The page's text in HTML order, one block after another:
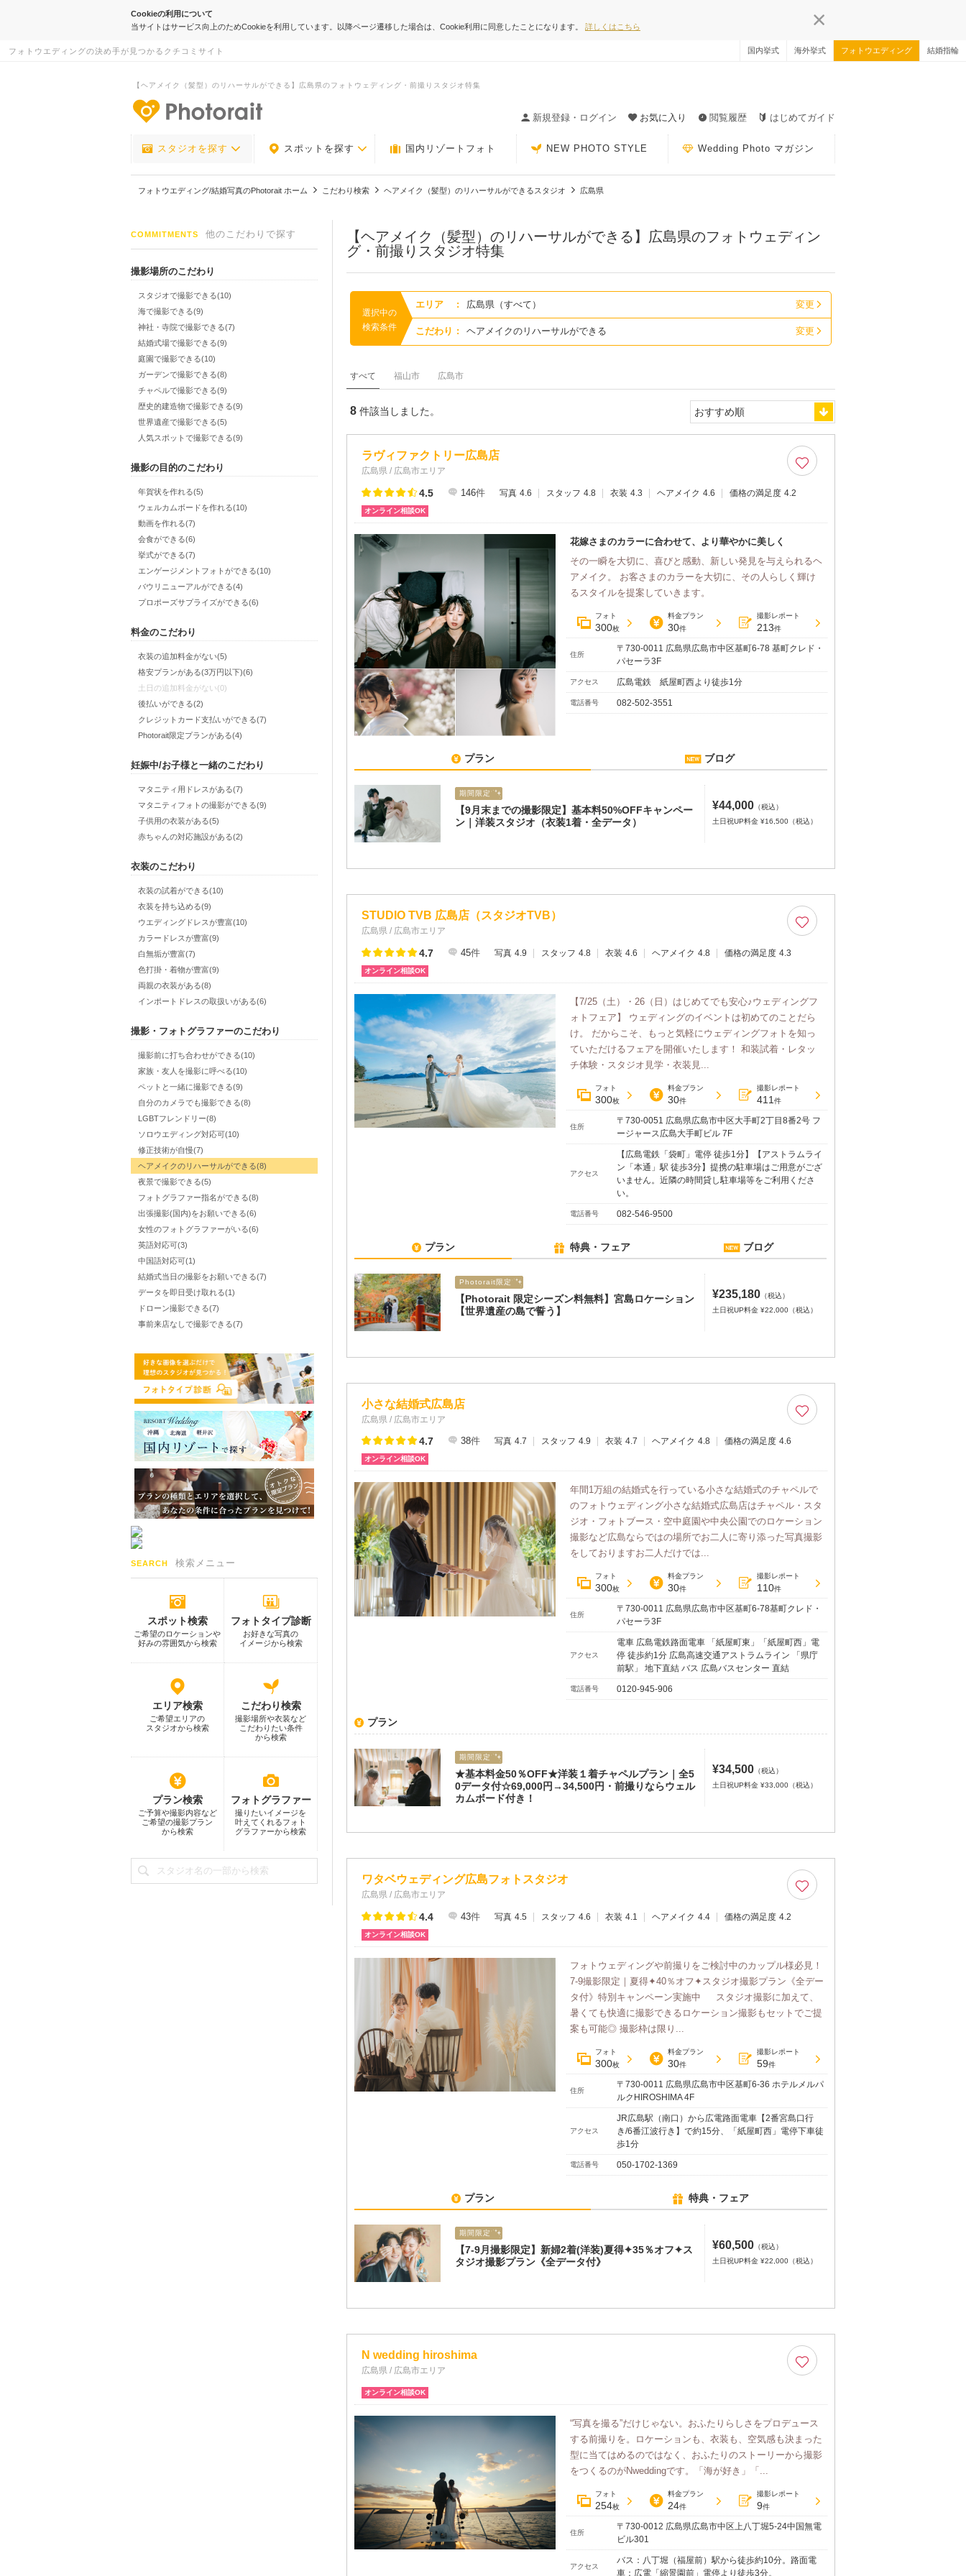
Cookieの利用について
当サイトはサービス向上のためCookieを利用しています。以降ページ遷移した場合は、Cookie利用に同意したことになります。 詳しくはこちら
フォトウエディングの決め手が見つかるクチコミサイト 国内挙式 海外挙式 フォトウエディング 結婚指輪
【ヘアメイク（髪型）のリハーサルができる】広島県のフォトウェディング・前撮りスタジオ特集
新規登録・ログイン
お気に入り 閲覧履歴 はじめてガイド
スタジオを探す スポットを探す 国内リゾートフォト NEW PHOTO STYLE Wedding Photo マガジン
フォトウエディング/結婚写真のPhotorait ホーム こだわり検索 ヘアメイク（髪型）のリハーサルができるスタジオ 広島県
COMMITMENTS 他のこだわりで探す
撮影場所のこだわり
スタジオで撮影できる(10)
海で撮影できる(9)
神社・寺院で撮影できる(7)
結婚式場で撮影できる(9)
庭園で撮影できる(10)
ガーデンで撮影できる(8)
チャペルで撮影できる(9)
歴史的建造物で撮影できる(9)
世界遺産で撮影できる(5)
人気スポットで撮影できる(9)
撮影の目的のこだわり
年賀状を作れる(5)
ウェルカムボードを作れる(10)
動画を作れる(7)
会食ができる(6)
挙式ができる(7)
エンゲージメントフォトができる(10)
バウリニューアルができる(4)
プロポーズサプライズができる(6)
料金のこだわり
衣装の追加料金がない(5)
格安プランがある(3万円以下)(6)
土日の追加料金がない(0)
後払いができる(2)
クレジットカード支払いができる(7)
Photorait限定プランがある(4)
妊娠中/お子様と一緒のこだわり
マタニティ用ドレスがある(7)
マタニティフォトの撮影ができる(9)
子供用の衣装がある(5)
赤ちゃんの対応施設がある(2)
衣装のこだわり
衣装の試着ができる(10)
衣装を持ち込める(9)
ウエディングドレスが豊富(10)
カラードレスが豊富(9)
白無垢が豊富(7)
色打掛・着物が豊富(9)
両親の衣装がある(8)
インポートドレスの取扱いがある(6)
撮影・フォトグラファーのこだわり
撮影前に打ち合わせができる(10)
家族・友人を撮影に呼べる(10)
ペットと一緒に撮影できる(9)
自分のカメラでも撮影できる(8)
LGBTフレンドリー(8)
ソロウエディング対応可(10)
修正技術が自慢(7)
ヘアメイクのリハーサルができる(8)
夜景で撮影できる(5)
フォトグラファー指名ができる(8)
出張撮影(国内)をお願いできる(6)
女性のフォトグラファーがいる(6)
英語対応可(3)
中国語対応可(1)
結婚式当日の撮影をお願いできる(7)
データを即日受け取れる(1)
ドローン撮影できる(7)
事前来店なしで撮影できる(7)
SEARCH 検索メニュー
スポット検索
ご希望のロケーションや
好みの雰囲気から検索
フォトタイプ診断
お好きな写真の
イメージから検索
エリア検索
ご希望エリアの
スタジオから検索
こだわり検索
撮影場所や衣装など
こだわりたい条件
から検索
プラン検索
ご予算や撮影内容など
ご希望の撮影プラン
から検索
フォトグラファー
撮りたいイメージを
叶えてくれるフォト
グラファーから検索
【ヘアメイク（髪型）のリハーサルができる】広島県のフォトウェディン
グ・前撮りスタジオ特集
選択中の
検索条件
エリア : 広島県（すべて） 変更
こだわり : ヘアメイクのリハーサルができる 変更
すべて 福山市 広島市
8 件該当しました。
ラヴィファクトリー広島店
広島県 / 広島市エリア
4.5 146件 写真 4.6 スタッフ 4.8 衣装 4.3 ヘアメイク 4.6 価格の満足度 4.2
オンライン相談OK
花嫁さまのカラーに合わせて、より華やかに美しく
その一瞬を大切に、喜びと感動、新しい発見を与えられるヘ
アメイク。 お客さまのカラーを大切に、その人らしく輝け
るスタイルを提案していきます。
フォト
300枚
料金プラン
30件
撮影レポート
213件
住所
〒730-0011 広島県広島市中区基町6-78 基町クレド・
パセーラ3F
アクセス 広島電鉄 紙屋町西より徒歩1分
電話番号 082-502-3551
プラン ブログ
期間限定
【9月末までの撮影限定】基本料50%OFFキャンペー
ン｜洋装スタジオ（衣装1着・全データ）
¥44,000 （税込）
土日祝UP料金 ¥16,500（税込）
STUDIO TVB 広島店（スタジオTVB）
広島県 / 広島市エリア
4.7 45件 写真 4.9 スタッフ 4.8 衣装 4.6 ヘアメイク 4.8 価格の満足度 4.3
オンライン相談OK
【7/25（土）・26（日）はじめてでも安心♪ウェディングフ
ォトフェア】 ウェディングのイベントは初めてのことだら
け。 だからこそ、もっと気軽にウェディングフォトを知っ
ていただけるフェアを開催いたします！ 和装試着・レタッ
チ体験・スタジオ見学・衣装見...
フォト
300枚
料金プラン
30件
撮影レポート
411 件
住所
〒730-0051 広島県広島市中区大手町2丁目8番2号 フ
ージャース広島大手町ビル 7F
アクセス
【広島電鉄「袋町」電停 徒歩1分】【アストラムライ
ン「本通」駅 徒歩3分】提携の駐車場はご用意がござ
いません。近隣の時間貸し駐車場等をご利用くださ
い。
電話番号 082-546-9500
プラン 特典・フェア ブログ
Photorait限定
【Photorait 限定シーズン料無料】宮島ロケーション
【世界遺産の島で誓う】
¥235,180 （税込）
土日祝UP料金 ¥22,000（税込）
小さな結婚式広島店
広島県 / 広島市エリア
4.7 38件 写真 4.7 スタッフ 4.9 衣装 4.7 ヘアメイク 4.8 価格の満足度 4.6
オンライン相談OK
年間1万組の結婚式を行っている小さな結婚式のチャペルで
のフォトウェディング小さな結婚式広島店はチャペル・スタ
ジオ・フォトブース・空中庭園や中央公園でのロケーション
撮影など広島ならではの場所でお二人に寄り添った写真撮影
をしておりますお二人だけでは...
フォト
300枚
料金プラン
30件
撮影レポート
110件
住所
〒730-0011 広島県広島市中区基町6-78基町クレド・
パセーラ3F
アクセス
電車 広島電鉄路面電車 「紙屋町東」「紙屋町西」電
停 徒歩約1分 広島高速交通アストラムライン 「県庁
前駅」 地下直結 バス 広島バスセンター 直結
電話番号 0120-945-906
プラン
期間限定
★基本料金50％OFF★洋装１着チャペルプラン｜全5
0データ付☆69,000円→34,500円・前撮りならウェル
カムボード付き！
¥34,500 （税込）
土日祝UP料金 ¥33,000（税込）
ワタベウェディング広島フォトスタジオ
広島県 / 広島市エリア
4.4 43件 写真 4.5 スタッフ 4.6 衣装 4.1 ヘアメイク 4.4 価格の満足度 4.2
オンライン相談OK
フォトウェディングや前撮りをご検討中のカップル様必見！
7-9撮影限定｜夏得✦40％オフ✦スタジオ撮影プラン《全デー
タ付》特別キャンペーン実施中 スタジオ撮影に加えて、
暑くても快適に撮影できるロケーション撮影もセットでご提
案も可能◎ 撮影枠は限り...
フォト
300枚
料金プラン
30件
撮影レポート
59件
住所
〒730-0011 広島県広島市中区基町6-36 ホテルメルパ
ルクHIROSHIMA 4F
アクセス
JR広島駅（南口）から広電路面電車【2番宮島口行
き/6番江波行き】で約15分、「紙屋町西」電停下車徒
歩1分
電話番号 050-1702-1369
プラン 特典・フェア
期間限定
【7-9月撮影限定】新婦2着(洋装)夏得✦35％オフ✦ス
タジオ撮影プラン《全データ付》
¥60,500 （税込）
土日祝UP料金 ¥22,000（税込）
N wedding hiroshima
広島県 / 広島市エリア
オンライン相談OK
“写真を撮る”だけじゃない。おふたりらしさをプロデュース
する前撮りを。ロケーションも、衣装も、空気感も決まった
型に当てはめるのではなく、おふたりのストーリーから撮影
をつくるのがNweddingです。「海が好き」「...
フォト
254枚
料金プラン
24件
撮影レポート
9件
住所
〒730-0012 広島県広島市中区上八丁堀5-24中国無電
ビル301
アクセス
バス：八丁堀（福屋前）駅から徒歩約10分。路面電
車：広電「縮景園前」電停より徒歩3分。